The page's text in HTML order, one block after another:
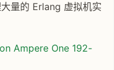
量的 Erlang 虚拟机实
Ampere One 192-